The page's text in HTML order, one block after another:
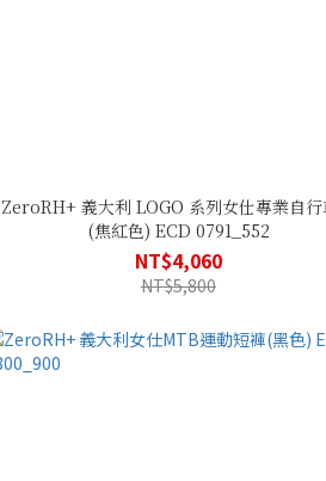
ZeroRH+ 義大利 LOGO 系列女仕專業自
(焦紅色) ECD 0791_552
NT$4,060
NT$5,800